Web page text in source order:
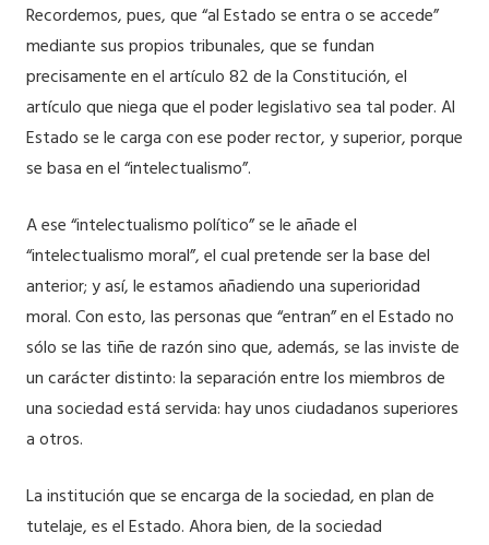
Recordemos, pues, que “al Estado se entra o se accede”
mediante sus propios tribunales, que se fundan
precisamente en el artículo 82 de la Constitución, el
artículo que niega que el poder legislativo sea tal poder. Al
Estado se le carga con ese poder rector, y superior, porque
se basa en el “intelectualismo”.
A ese “intelectualismo político” se le añade el
“intelectualismo moral”, el cual pretende ser la base del
anterior; y así, le estamos añadiendo una superioridad
moral. Con esto, las personas que “entran” en el Estado no
sólo se las tiñe de razón sino que, además, se las inviste de
un carácter distinto: la separación entre los miembros de
una sociedad está servida: hay unos ciudadanos superiores
a otros.
La institución que se encarga de la sociedad, en plan de
tutelaje, es el Estado. Ahora bien, de la sociedad